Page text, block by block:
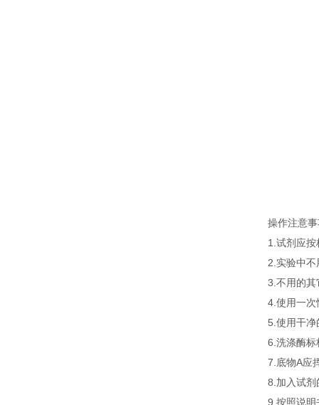
操作注意
1.试剂应
2.实验中
3.不用的其
4.使用一次
5.使用干净
6.洗涤酶标
7.底物A应
8.加入试剂
9.按照说明